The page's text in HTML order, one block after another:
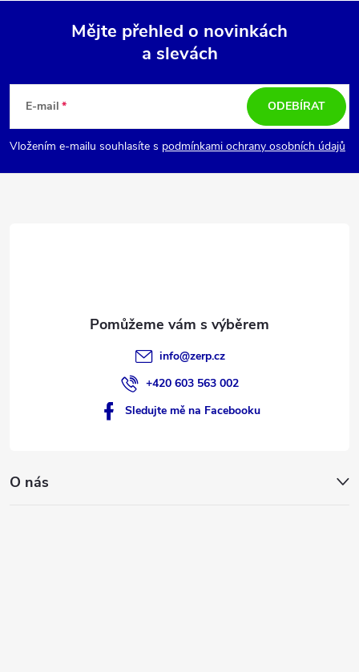
p
a
Mějte přehled o novinkách
a slevách
E-mail
Vložením e-mailu souhlasíte s podmínkami ochrany osobních údajů
ODEBÍRAT
info@zerp.cz
+420 603 563 002
Sledujte mě na Facebooku
O nás